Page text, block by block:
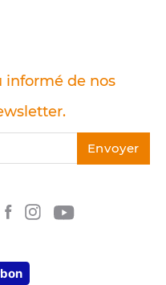
informé de nos
Envoyer
FacebookInstagram